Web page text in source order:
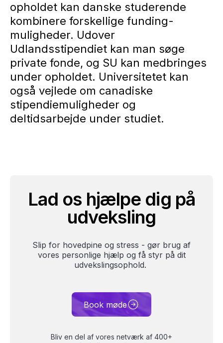
opholdet kan danske studerende
kombinere forskellige funding-
muligheder. Udover
Udlandsstipendiet kan man søge
private fonde, og SU kan medbringes
under opholdet. Universitetet kan
også vejlede om canadiske
stipendiemuligheder og
deltidsarbejde under studiet.
Lad os hjælpe dig på
udveksling
Slip for hovedpine og stress - gør brug af
vores personlige hjælp og få styr på dit
udvekslingsophold.
Book møde
Bliv en del af vores netværk af 400+